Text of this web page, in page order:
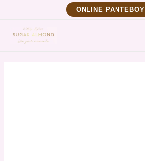
περιεχόμενο
ΟNLINE ΡΑΝΤΕΒΟΥ
Ντουλάπα
EXCLUSIVE